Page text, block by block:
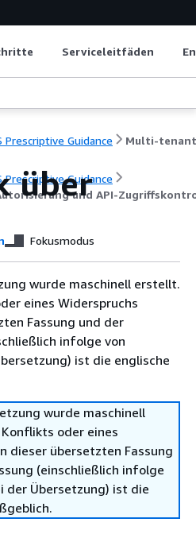
Serviceleitfäden
Prescriptive Guidance
Prescriptive Guidance
und API-
über
Fokusmodus
wurde maschinell erstellt.
eines Widerspruchs
Fassung und der
infolge von
ist die englische
wurde maschinell
oder eines
dieser übersetzten Fassung
(einschließlich infolge
der Übersetzung) ist die